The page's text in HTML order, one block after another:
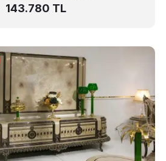
143.780 TL